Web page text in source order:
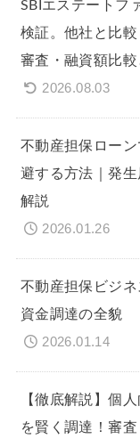
SBIエステートフ
検証。他社と比
審査・融資額比較
2026.08.03
不動産担保ロー
避する方法｜発
解説
2026.01.26
不動産担保ビジ
資金調達の全貌
2026.01.14
【徹底解説】個
を賢く調達！審